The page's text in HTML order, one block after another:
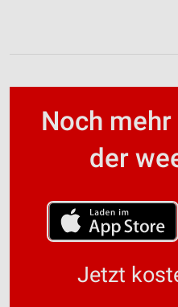
Noch
der
Jetzt